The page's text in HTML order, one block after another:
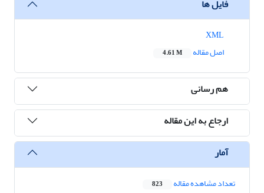
فایل ها
اصل مقاله
4.61 M
هم رسانی
ارجاع به این مقاله
آمار
تعداد مشاهده مقاله 823